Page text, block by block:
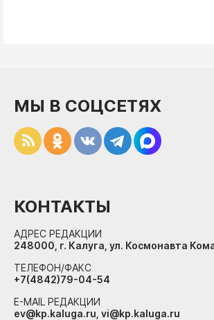
МЫ В СОЦСЕТЯХ
КОНТАКТЫ
АДРЕС РЕДАКЦИИ
248000, г. Калуга, ул. Космонавта
ТЕЛЕФОН/ФАКС
+7(4842)79-04-54
E-MAIL РЕДАКЦИИ
ev@kp.kaluga.ru, vi@kp.kaluga.ru